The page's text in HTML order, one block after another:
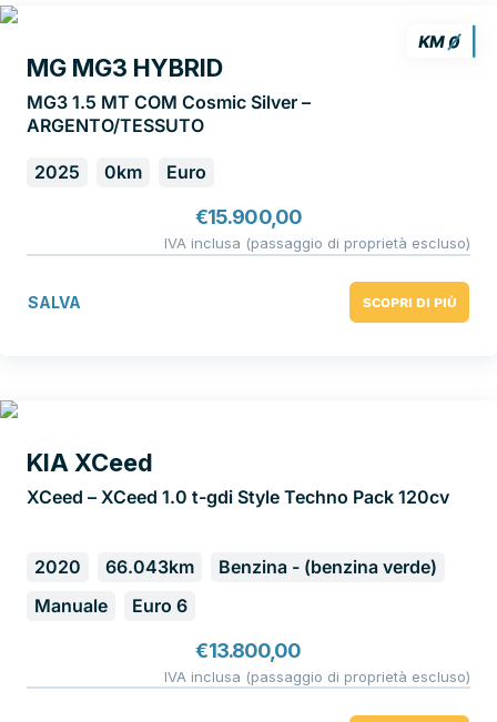
MG MG3 HYBRID
MG3 1.5 MT COM Cosmic Silver –
ARGENTO/TESSUTO
2025 0km Euro
€15.900,00
IVA inclusa (passaggio di proprietà escluso)
SALVA SCOPRI DI PIÙ
KIA XCeed
XCeed – XCeed 1.0 t-gdi Style Techno Pack 120cv
2020 66.043km
Benzina - (benzina verde)
Manuale
Euro 6
€13.800,00
IVA inclusa (passaggio di proprietà escluso)